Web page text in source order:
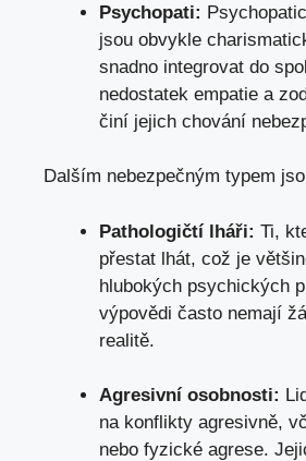
Psychopati:
jsou obvykle
snadno integrovat do
nedostatek empatie a
činí jejich chování
Dalším nebezpečným typem
Pathologičtí lháři: Ti,
přestat lhát, což je
hlubokých psychických
výpovědi často nemají
realitě.
Agresivní osobnosti:
na konflikty agresivně,
nebo fyzické agrese.